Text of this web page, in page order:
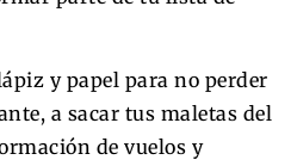
y papel para no perder
a sacar tus maletas del
de vuelos y